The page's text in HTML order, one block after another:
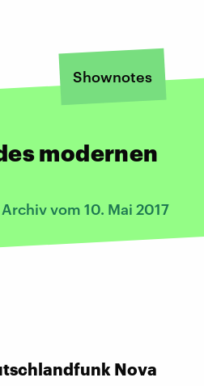
Shownotes
modernen
vom 10. Mai 2017
Nova